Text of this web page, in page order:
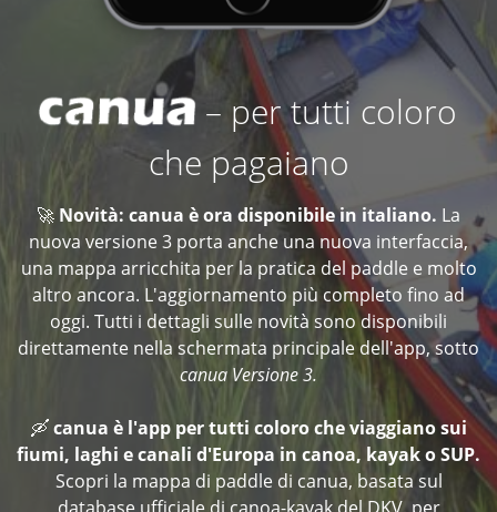
– per tutti coloro
che pagaiano
🚀 Novità: canua è ora disponibile in italiano. La
nuova versione 3 porta anche una nuova interfaccia,
una mappa arricchita per la pratica del paddle e molto
altro ancora. L'aggiornamento più completo fino ad
oggi. Tutti i dettagli sulle novità sono disponibili
direttamente nella schermata principale dell'app, sotto
canua Versione 3.
🛶canua è l'app per tutti coloro che viaggiano sui
fiumi, laghi e canali d'Europa in canoa, kayak o SUP.
Scopri la mappa di paddle di canua, basata sul